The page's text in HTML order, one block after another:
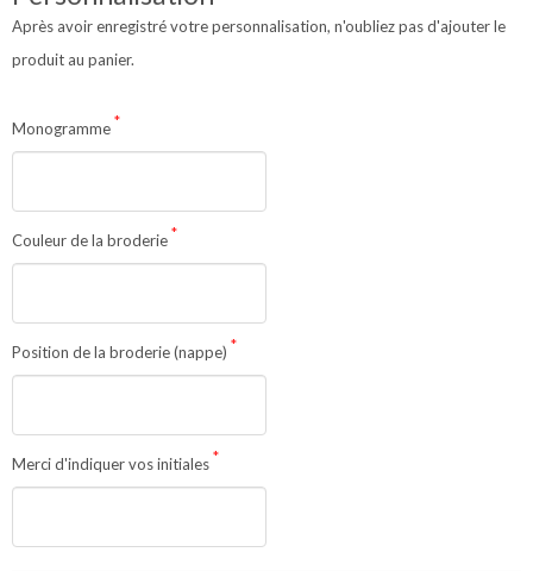
Après avoir enregistré votre personnalisation, n'oubliez pas d'ajouter le
produit au panier.
Monogramme*
Couleur de la broderie*
Position de la broderie (nappe) *
Merci d'indiquer vos initiales*